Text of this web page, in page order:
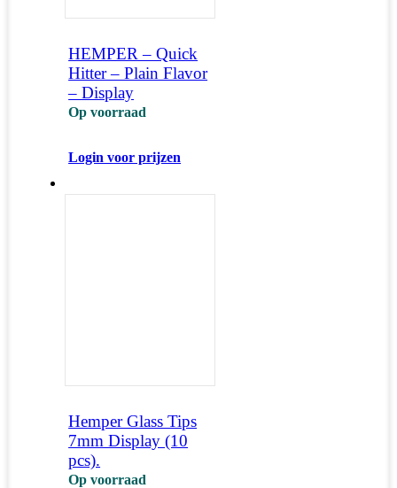
HEMPER – Quick
Hitter – Plain Flavor
– Display
Op voorraad
Login voor prijzen
Hemper Glass Tips
7mm Display (10
pcs).
Op voorraad